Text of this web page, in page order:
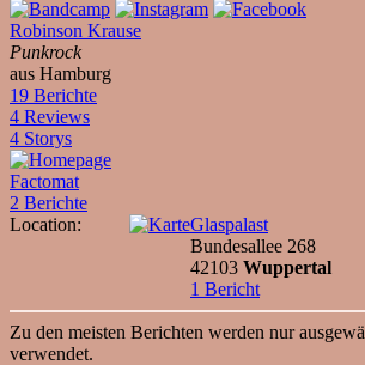
Robinson Krause
Punkrock
aus Hamburg
19 Berichte
4 Reviews
4 Storys
Factomat
2 Berichte
Location:
Glaspalast
Bundesallee 268
42103 Wuppertal
1 Bericht
Zu den meisten Berichten werden nur
verwendet.